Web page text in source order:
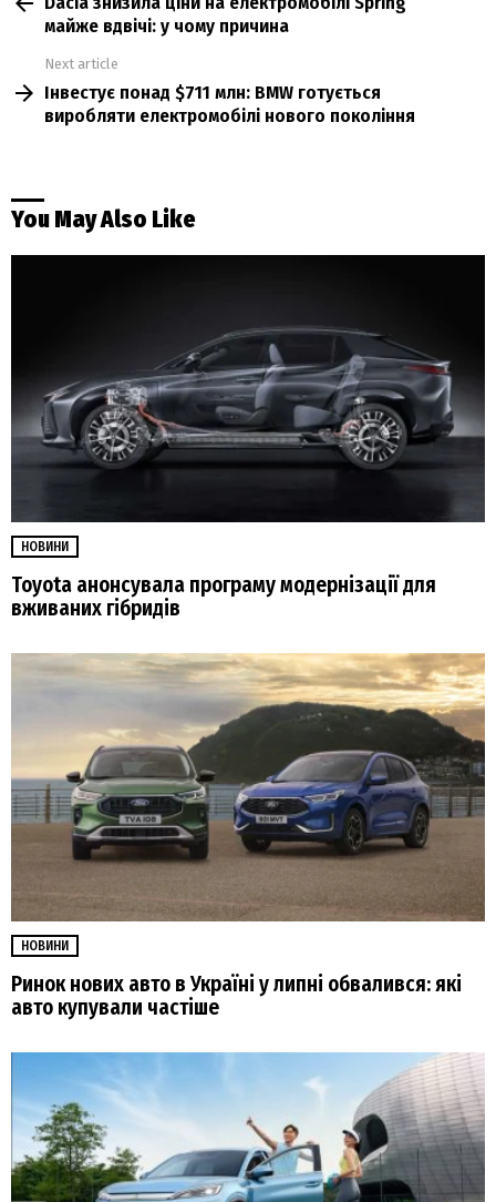
майже вдвічі: у чому причина
Next article
Інвестує понад $711 млн: BMW готується
виробляти електромобілі нового покоління
You May Also Like
НОВИНИ
Toyota анонсувала програму модернізації для
вживаних гібридів
НОВИНИ
Ринок нових авто в Україні у липні обвалився: які
авто купували частіше